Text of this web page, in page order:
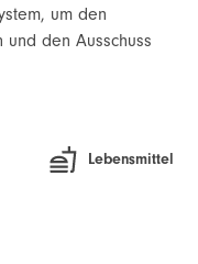
um den
und den Ausschuss
Lebensmittel